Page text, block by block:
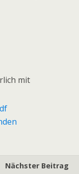
mit
Nächster Beitrag